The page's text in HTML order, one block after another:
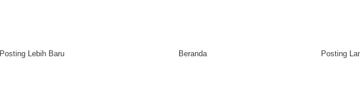
Posting Lebih Baru Posting
Beranda